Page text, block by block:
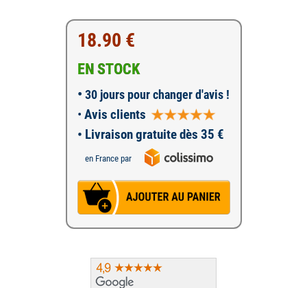
18.90 €
EN STOCK
• 30 jours pour changer d'avis !
• Avis clients
• Livraison gratuite dès 35 €
en France par